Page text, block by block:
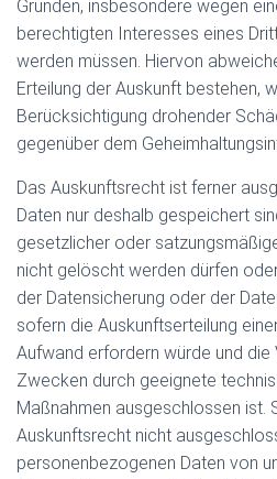
Gründen, insbesondere wegen
berechtigten Interesses eines
werden müssen. Hiervon
Erteilung der Auskunft bestehen,
Berücksichtigung drohender
gegenüber dem
Das Auskunftsrecht ist ferner
Daten nur deshalb gespeichert
gesetzlicher oder
nicht gelöscht werden dürfen
der Datensicherung oder der
sofern die Auskunftserteilung
Aufwand erfordern würde und die
Zwecken durch geeignete
Maßnahmen ausgeschlossen ist.
Auskunftsrecht nicht
personenbezogenen Daten von